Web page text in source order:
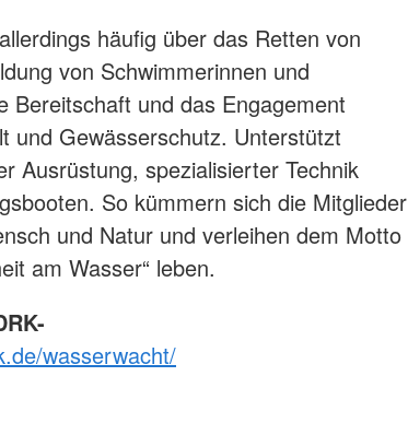
häufig über das Retten von
von Schwimmerinnen und
Bereitschaft und das Engagement
und Gewässerschutz. Unterstützt
Ausrüstung, spezialisierter Technik
So kümmern sich die Mitglieder
und Natur und verleihen dem Motto
am Wasser“ leben.
wasserwacht/